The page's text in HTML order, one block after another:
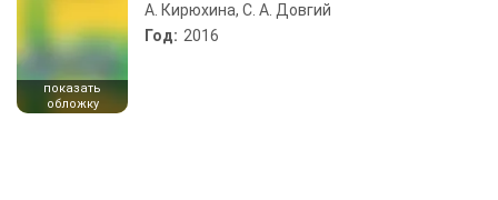
показать
обложку
А. Кирюхина, С. А. Довгий
Год: 2016